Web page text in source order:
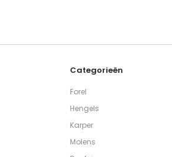
Categorieën
Forel
Hengels
Karper
Molens